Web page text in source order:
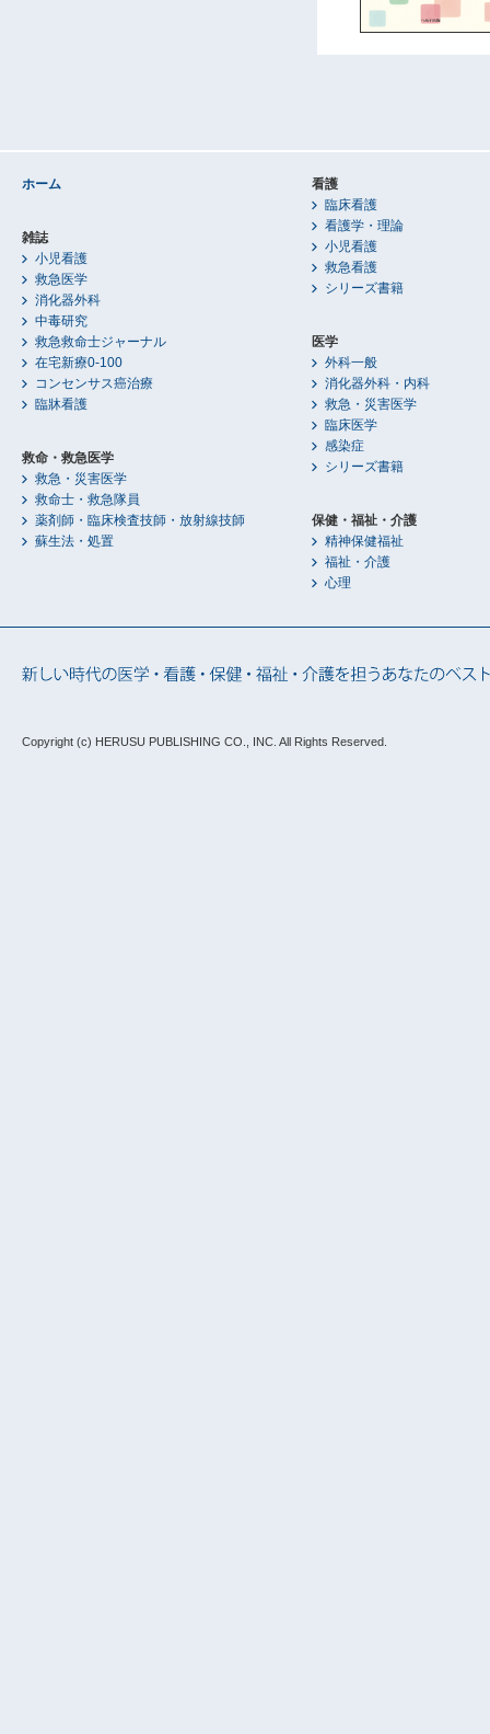
ホーム
雑誌
小児看護
救急医学
消化器外科
中毒研究
救急救命士ジャーナル
在宅新療0-100
コンセンサス癌治療
臨牀看護
救命・救急医学
救急・災害医学
救命士・救急隊員
薬剤師・臨床検査技師・放射線技師
蘇生法・処置
看護
臨床看護
看護学・理論
小児看護
救急看護
シリーズ書籍
医学
外科一般
消化器外科・内科
救急・災害医学
臨床医学
感染症
シリーズ書籍
保健・福祉・介護
精神保健福祉
福祉・介護
心理
Copyright (c) HERUSU PUBLISHING CO., INC. All Rights Reserved.